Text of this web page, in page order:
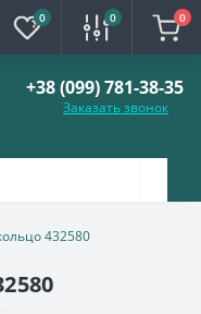
0 0 0
+38 (099) 781-38-35
Заказать звонок
432580